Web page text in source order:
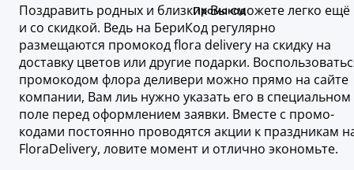
Поздравить родных и близких Вы сможете легко ещё
и со скидкой. Ведь на БериКод регулярно
размещаются промокод flora delivery на скидку на
доставку цветов или другие подарки.
промокодом флора деливери можно прямо на сайте
компании, Вам лиь нужно указать его в специальном
поле перед оформлением заявки. Вместе с промо-
кодами постоянно проводятся акции к праздникам
FloraDelivery, ловите момент и отлично экономьте.